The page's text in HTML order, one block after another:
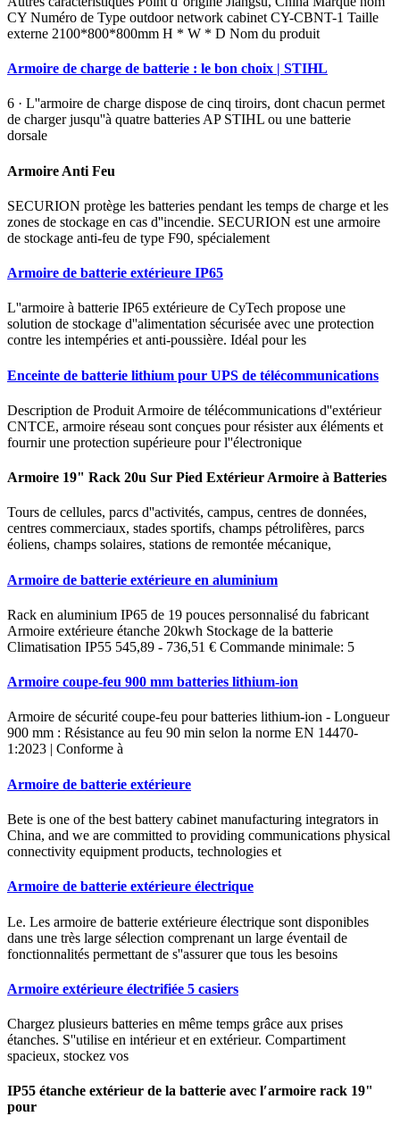
CY Numéro de Type outdoor network cabinet CY-CBNT-1 Taille
externe 2100*800*800mm H * W * D Nom du produit
Armoire de charge de batterie : le bon choix | STIHL
6 · L''armoire de charge dispose de cinq tiroirs, dont chacun permet
de charger jusqu''à quatre batteries AP STIHL ou une batterie
dorsale
Armoire Anti Feu
SECURION protège les batteries pendant les temps de charge et les
zones de stockage en cas d''incendie. SECURION est une armoire
de stockage anti-feu de type F90, spécialement
Armoire de batterie extérieure IP65
L''armoire à batterie IP65 extérieure de CyTech propose une
solution de stockage d''alimentation sécurisée avec une protection
contre les intempéries et anti-poussière. Idéal pour les
Enceinte de batterie lithium pour UPS de télécommunications
Description de Produit Armoire de télécommunications d''extérieur
CNTCE, armoire réseau sont conçues pour résister aux éléments et
fournir une protection supérieure pour l''électronique
Armoire 19" Rack 20u Sur Pied Extérieur Armoire à Batteries
Tours de cellules, parcs d''activités, campus, centres de données,
centres commerciaux, stades sportifs, champs pétrolifères, parcs
éoliens, champs solaires, stations de remontée mécanique,
Armoire de batterie extérieure en aluminium
Rack en aluminium IP65 de 19 pouces personnalisé du fabricant
Armoire extérieure étanche 20kwh Stockage de la batterie
Climatisation IP55 545,89 - 736,51 € Commande minimale: 5
Armoire coupe-feu 900 mm batteries lithium-ion
Armoire de sécurité coupe-feu pour batteries lithium-ion - Longueur
900 mm : Résistance au feu 90 min selon la norme EN 14470-
1:2023 | Conforme à
Armoire de batterie extérieure
Bete is one of the best battery cabinet manufacturing integrators in
China, and we are committed to providing communications physical
connectivity equipment products, technologies et
Armoire de batterie extérieure électrique
Le. Les armoire de batterie extérieure électrique sont disponibles
dans une très large sélection comprenant un large éventail de
fonctionnalités permettant de s''assurer que tous les besoins
Armoire extérieure électrifiée 5 casiers
Chargez plusieurs batteries en même temps grâce aux prises
étanches. S''utilise en intérieur et en extérieur. Compartiment
spacieux, stockez vos
IP55 étanche extérieur de la batterie avec l′armoire rack 19"
pour